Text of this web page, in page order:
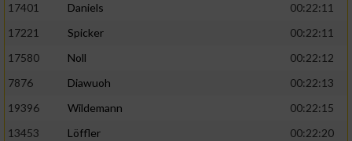
17401
Daniels
00:22:11
17221
Spicker
00:22:11
17580
Noll
00:22:12
7876
Diawuoh
00:22:13
19396
Wildemann
00:22:15
13453
Löffler
00:22:20